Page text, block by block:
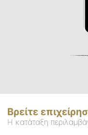
Βρείτε
Η κατάταξη